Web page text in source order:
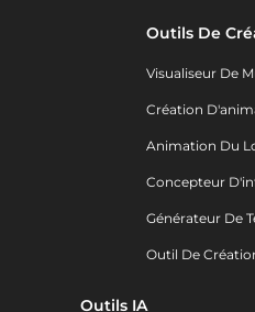
Outils De
Visualiseur De
Création
Animation Du
Concepteur
Générateur De
Outil De
Outils IA